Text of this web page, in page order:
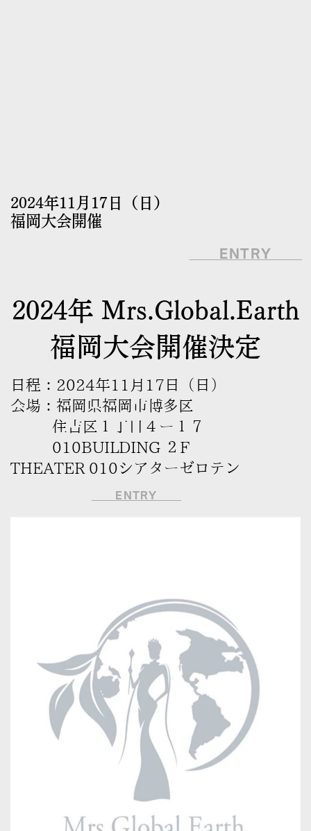
2024年11月17日（日）
福岡大会開催
ENTRY
2024年 Mrs.Global.Earth
福岡大会開催決定
日程：2024年11月17日（日）
会場：福岡県福岡市博多区
住吉区１丁目４ー１７
010BUILDING ２F
THEATER 010シアターゼロテン
ENTRY